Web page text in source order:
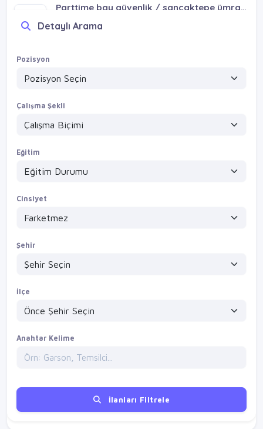
Parttime bay güvenlik / sancaktepe ümraniye çekmeköy ataşehir
Detayları Gör
Detayları Gör
Detaylı Arama
Pozisyon
Çalışma Şekli
Eğitim
Cinsiyet
Şehir
İlçe
Anahtar Kelime
İlanları Filtrele